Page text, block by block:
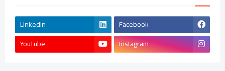
Facebook
Linkedin
Instagram
YouTube